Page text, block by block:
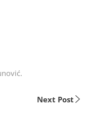
Next Post